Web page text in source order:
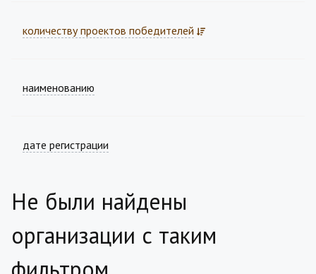
количеству проектов победителей
наименованию
дате регистрации
Не были найдены
организации с таким